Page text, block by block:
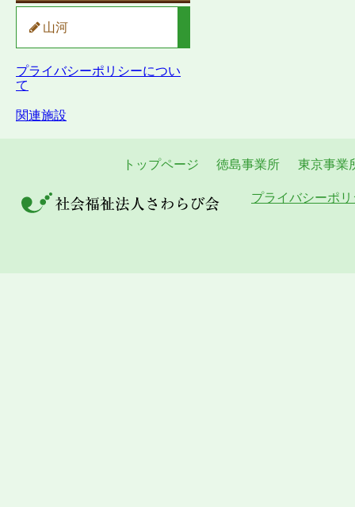
山河
プライバシーポリシーについ
て
関連施設
トップページ 徳島事業所 東京事業
プライバシーポ